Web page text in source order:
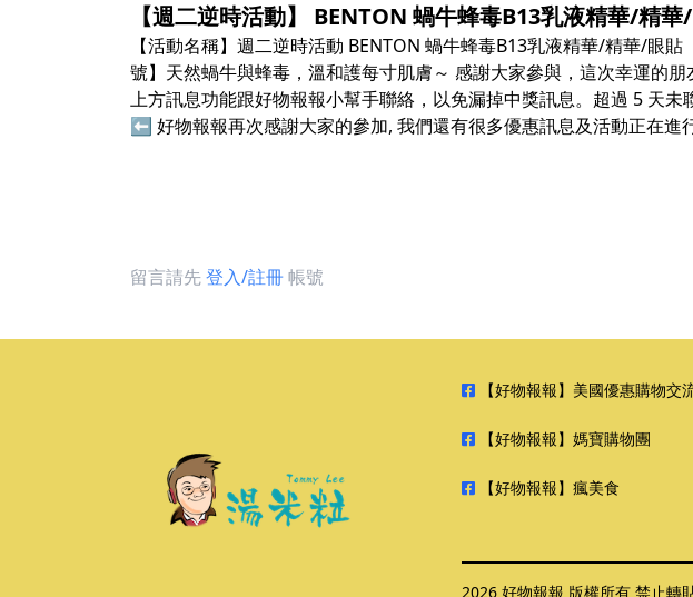
【週二逆時活動】 BENTON 蝸牛蜂毒B13乳液精華/精華
【活動名稱】週二逆時活動 BENTON 蝸牛蜂毒B13乳液精華/精華/
號】天然蝸牛與蜂毒，溫和護每寸肌膚～ 感謝大家參與，這次幸運的
上方訊息功能跟好物報報小幫手聯絡，以免漏掉中獎訊息。超過 5
⬅ 好物報報再次感謝大家的參加, 我們還有很多優惠訊息及活動正在
留言請先登入/註冊帳號
【好物報報】美國優惠購物交
【好物報報】媽寶購物團
【好物報報】瘋美食
2026 好物報報 版權所有 禁止